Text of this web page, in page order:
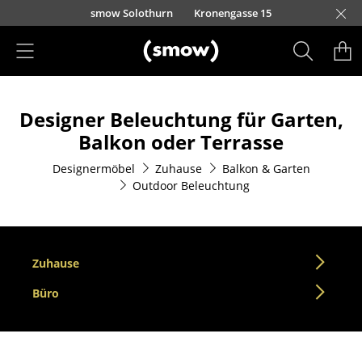
Direkt zum Inhaltsmow Solothurn Kronengasse 15
Sitzmöbel
Sessel
Loungesessel
Stühle
Designer Beleuchtung für Garten,
Balkon oder Terrasse
Designermöbel Zuhause
Balkon & Garten
Outdoor Beleuchtung
Zuhause
Büro